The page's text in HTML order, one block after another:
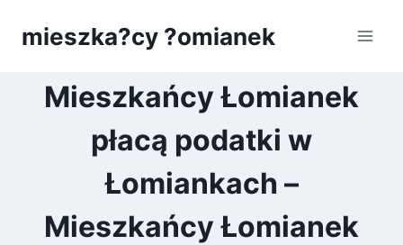
mieszka?cy ?omianek
Mieszkańcy Łomianek
płacą podatki w
Łomiankach –
Mieszkańcy Łomianek